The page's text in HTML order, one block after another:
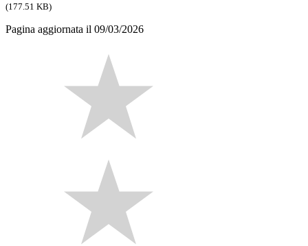
(177.51 KB)
Pagina aggiornata il 09/03/2026